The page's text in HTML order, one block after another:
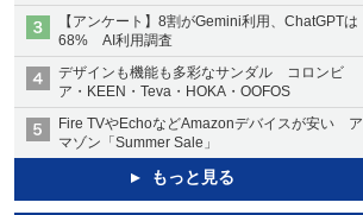
【アンケート】8割がGemini利用、ChatGPTは
68% AI利用調査
デザインも機能も多彩なサンダル コロンビ
ア・KEEN・Teva・HOKA・OOFOS
Fire TVやEchoなどAmazonデバイスが安い ア
マゾン「Summer Sale」
もっと見る